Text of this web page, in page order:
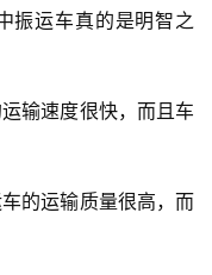
振运车真的是明智之
输速度很快，而且车
的运输质量很高，而